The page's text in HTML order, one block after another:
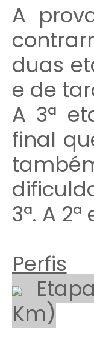
A
duas
e de
A 3ª
final
3ª. A
Perfis
Etapa
Km)